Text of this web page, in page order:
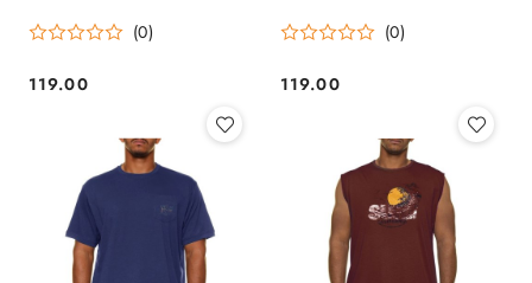
(0)
Cena:
119.00
(0)
Cena:
119.00